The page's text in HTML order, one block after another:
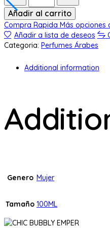
Añadir al carrito
Compra Rapida Más opciones
Añadir a lista de deseos
Categoria: Perfumes Árabes
Additional information
Genero Mujer
Tamaño 100ML